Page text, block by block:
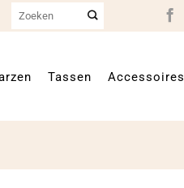
naar:
Tassen Accessoires